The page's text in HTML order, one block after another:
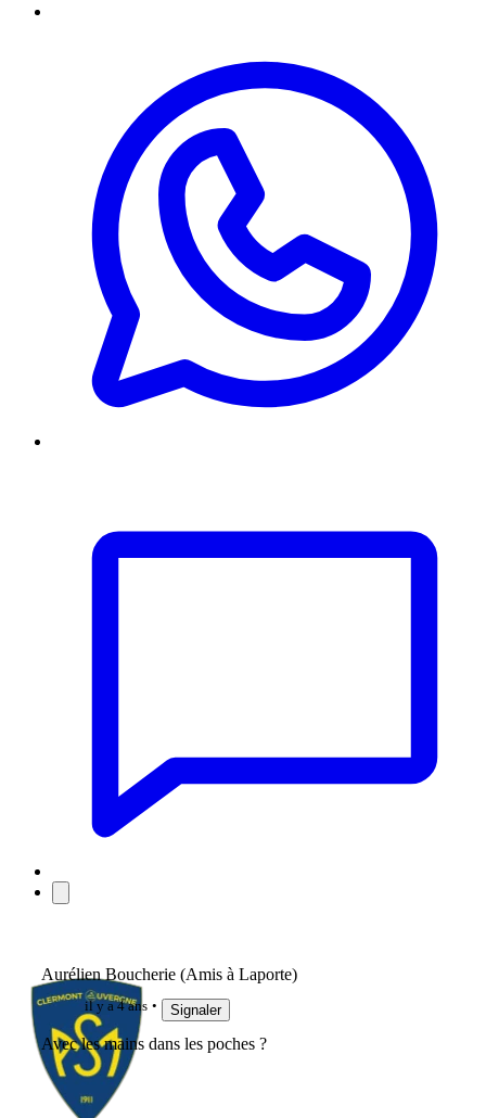
Aurélien Boucherie (Amis à Laporte)
il y a 4 ans Signaler
Avec les mains dans les poches ?